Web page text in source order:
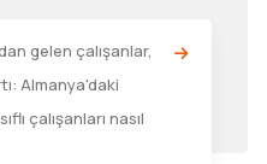
gelen çalışanlar,
Almanya'daki
çalışanları nasıl